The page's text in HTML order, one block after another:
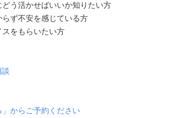
どう活かせばいいか知りたい方
らず不安を感じている方
スをもらいたい方
からご予約ください